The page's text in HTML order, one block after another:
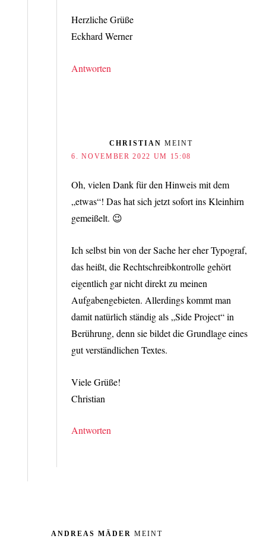
Herzliche Grüße
Eckhard Werner
Antworten
CHRISTIAN MEINT
6. NOVEMBER 2022 UM 15:08
Oh, vielen Dank für den Hinweis mit dem
„etwas“! Das hat sich jetzt sofort ins Kleinhirn
gemeißelt. 😉
Ich selbst bin von der Sache her eher Typograf,
das heißt, die Rechtschreibkontrolle gehört
eigentlich gar nicht direkt zu meinen
Aufgabengebieten. Allerdings kommt man
damit natürlich ständig als „Side Project“ in
Berührung, denn sie bildet die Grundlage eines
gut verständlichen Textes.
Viele Grüße!
Christian
Antworten
ANDREAS MÄDER MEINT